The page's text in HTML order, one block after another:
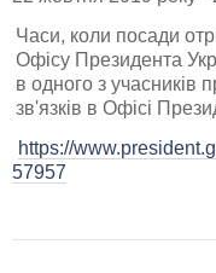
Часи, коли посади
Офісу Президента
в одного з учасників
зв'язків в Офісі
https://
57957